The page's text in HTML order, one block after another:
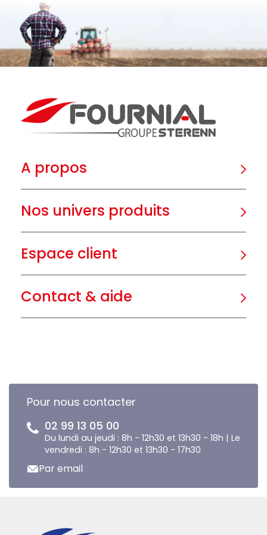
A propos
Nos univers produits
Espace client
Contact & aide
Pour nous contacter
02 99 13 05 00
Du lundi au jeudi : 8h - 12h30 et 13h30 - 18h | Le
vendredi : 8h - 12h30 et 13h30 - 17h30
Par email